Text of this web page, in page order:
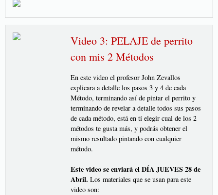
Video 3: PELAJE de perrito
con mis 2 Métodos
En este video el profesor John Zevallos
explicara a detalle los pasos 3 y 4 de cada
Método, terminando así de pintar el perrito y
terminando de revelar a detalle todos sus pasos
de cada método, está en tí elegir cual de los 2
métodos te gusta más, y podrás obtener el
mismo resultado pintando con cualquier
método.
Este video se enviará el DÍA JUEVES 28 de
Abril. Los materiales que se usan para este
video son: